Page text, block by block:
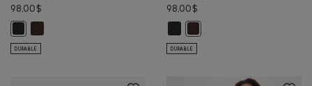
98,00$
DURABLE
98,00$
DURABLE